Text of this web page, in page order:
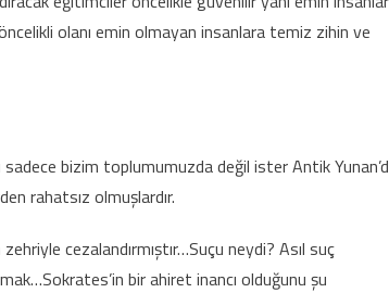
olanı emin olmayan insanlara temiz zihin ve
bizim toplumumuzda değil ister Antik
rahatsız olmuşlardır.
cezalandırmıştır…Suçu neydi? Asıl suç
bir ahiret inancı olduğunu şu